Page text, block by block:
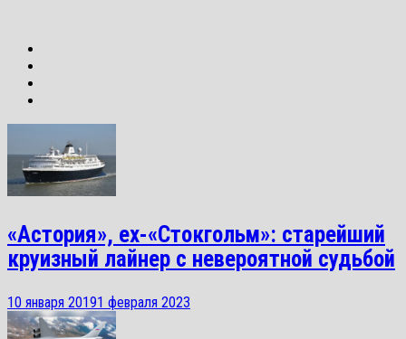
«Астория», ex-«Стокгольм»: старейший
круизный лайнер с невероятной судьбой
10 января 20191 февраля 2023